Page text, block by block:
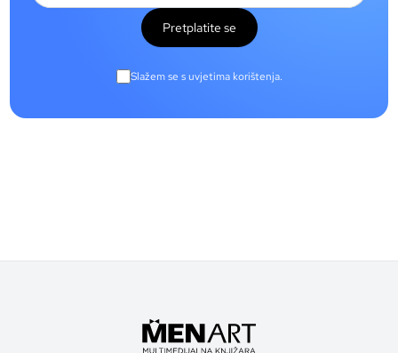
Pretplatite se
Slažem se s uvjetima korištenja.